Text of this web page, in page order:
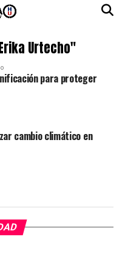
Urtecho"
para proteger
cambio climático en